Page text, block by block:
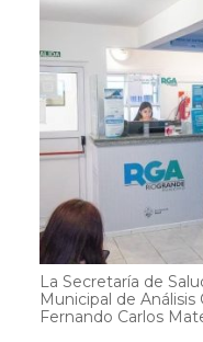
La Secretaría de
Municipal de
Fernando Carlos